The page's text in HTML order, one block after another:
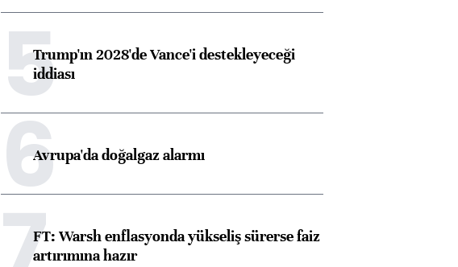
5Trump'ın 2028'de Vance'i destekleyeceği
iddiası
6Avrupa'da doğalgaz alarmı
FT: Warsh enflasyonda yükseliş sürerse faiz
artırımına hazır